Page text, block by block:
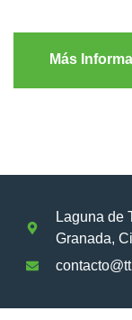
Más
Laguna de
Granada,